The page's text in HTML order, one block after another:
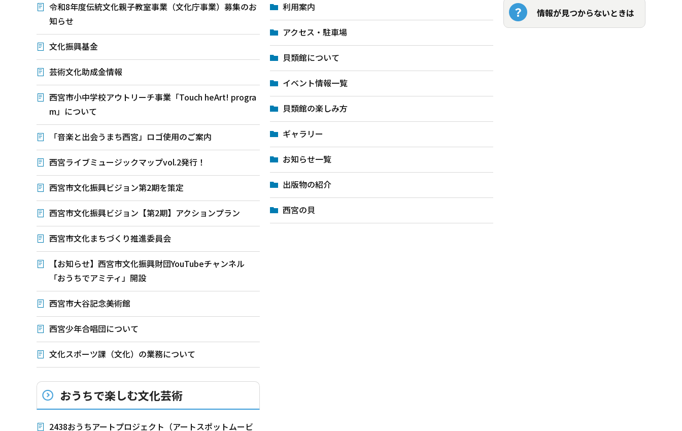
令和8年度伝統文化親子教室事業（文化庁事業）募集のお
知らせ
文化振興基金
芸術文化助成金情報
西宮市小中学校アウトリーチ事業「Touch heArt! progra
m」について
「音楽と出会うまち西宮」ロゴ使用のご案内
西宮ライブミュージックマップvol.2発行！
西宮市文化振興ビジョン第2期を策定
西宮市文化振興ビジョン【第2期】アクションプラン
西宮市文化まちづくり推進委員会
【お知らせ】西宮市文化振興財団YouTubeチャンネル
「おうちでアミティ」開設
西宮市大谷記念美術館
西宮少年合唱団について
文化スポーツ課（文化）の業務について
利用案内
アクセス・駐車場
貝類館について
イベント情報一覧
貝類館の楽しみ方
ギャラリー
お知らせ一覧
出版物の紹介
西宮の貝
おうちで楽しむ文化芸術
2438おうちアートプロジェクト（アートスポットムービ
情報が見つからないときは